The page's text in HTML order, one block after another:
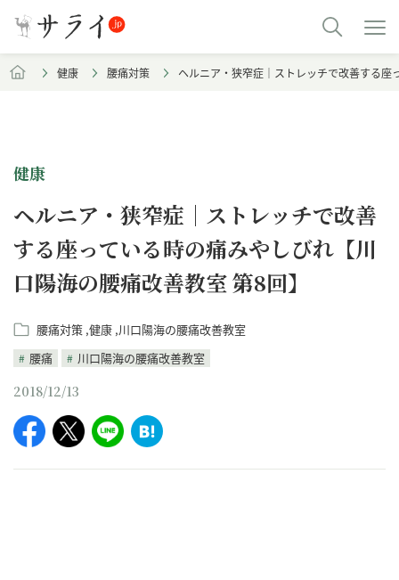
健康 腰痛対策 ヘルニア・狭窄症｜ストレッチで改善する
健康
ヘルニア・狭窄症｜ストレッチで改善
する座っている時の痛みやしびれ【川
口陽海の腰痛改善教室 第8回】
腰痛対策 健康 川口陽海の腰痛改善教室
腰痛
川口陽海の腰痛改善教室
2018/12/13